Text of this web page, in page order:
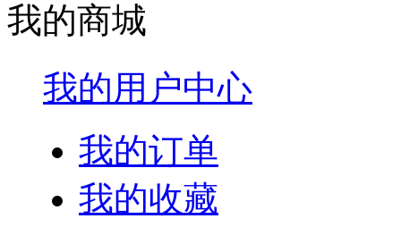
我的商城
我的用户中心
我的订单
我的收藏